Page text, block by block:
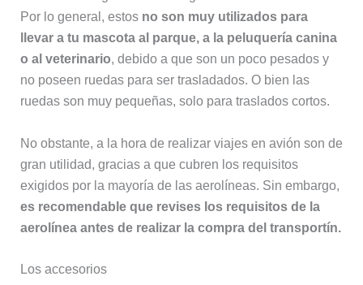
Por lo general, estos no son muy utilizados para
llevar a tu mascota al parque, a la peluquería canina
o al veterinario, debido a que son un poco pesados y
no poseen ruedas para ser trasladados. O bien las
ruedas son muy pequeñas, solo para traslados cortos.
No obstante, a la hora de realizar viajes en avión son de
gran utilidad, gracias a que cubren los requisitos
exigidos por la mayoría de las aerolíneas. Sin embargo,
es recomendable que revises los requisitos de la
aerolínea antes de realizar la compra del transportín.
Los accesorios